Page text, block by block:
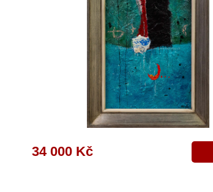
34 000 Kč